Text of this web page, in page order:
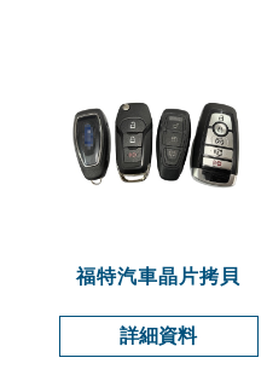
福特汽車晶片拷貝
詳細資料